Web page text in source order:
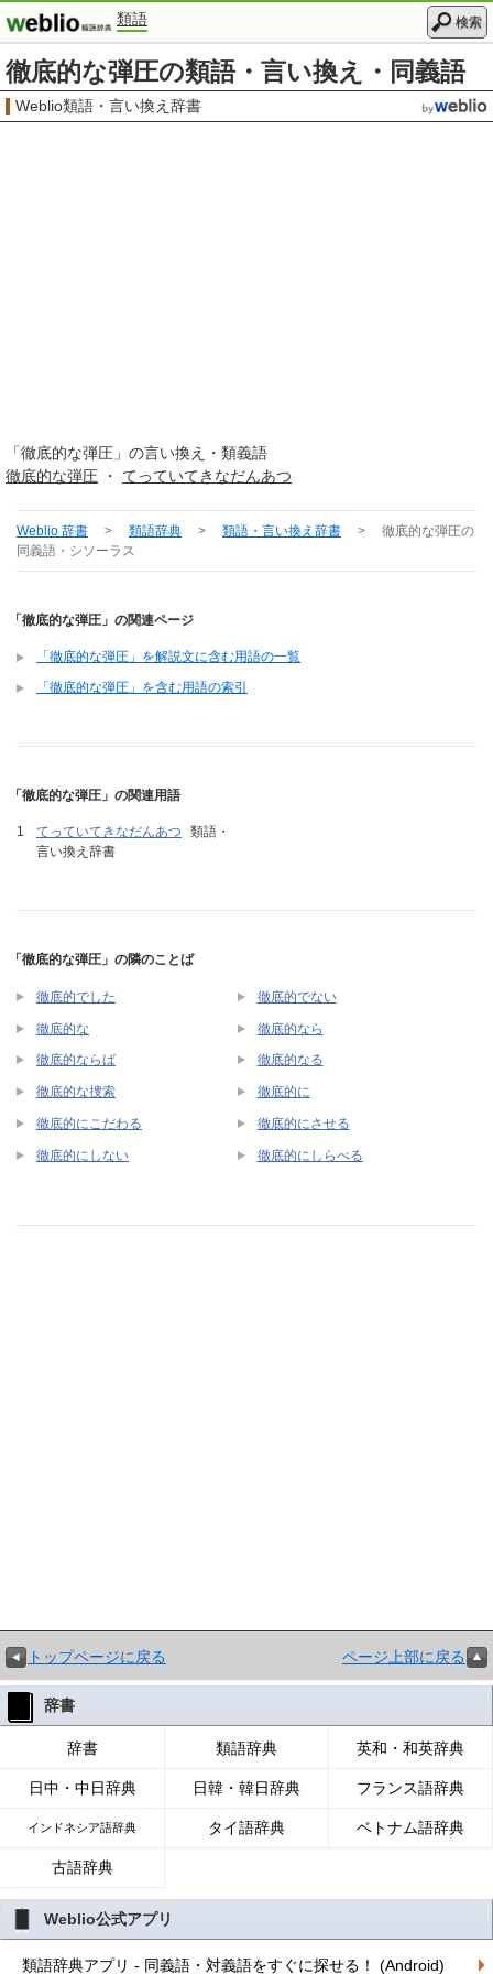
類語 検索
徹底的な弾圧の類語・言い換え・同義語
Weblio類語・言い換え辞書
「徹底的な弾圧 」の言い換え・類義語
徹底的な弾圧 ・ てっていてきなだんあつ
Weblio 辞書 > 類語辞典 > 類語・言い換え辞書 > 徹底的な弾圧の
同義語・シソーラス
「徹底的な弾圧」の関連ページ
「徹底的な弾圧」を解説文に含む用語の一覧
「徹底的な弾圧」を含む用語の索引
「徹底的な弾圧」の関連用語
てっていてきなだんあつ
類語・
言い換え辞書
「徹底的な弾圧」の隣のことば
徹底的でした 徹底的でない
徹底的な 徹底的なら
徹底的ならば 徹底的なる
徹底的な捜索 徹底的に
徹底的にこだわる 徹底的にさせる
徹底的にしない 徹底的にしらべる
トップページに戻る ページ上部に戻る
辞書
辞書 類語辞典 英和・和英辞典
日中・中日辞典 日韓・韓日辞典 フランス語辞典
インドネシア語辞典 タイ語辞典 ベトナム語辞典
古語辞典
Weblio公式アプリ
類語辞典アプリ - 同義語・対義語をすぐに探せる！ (Android)